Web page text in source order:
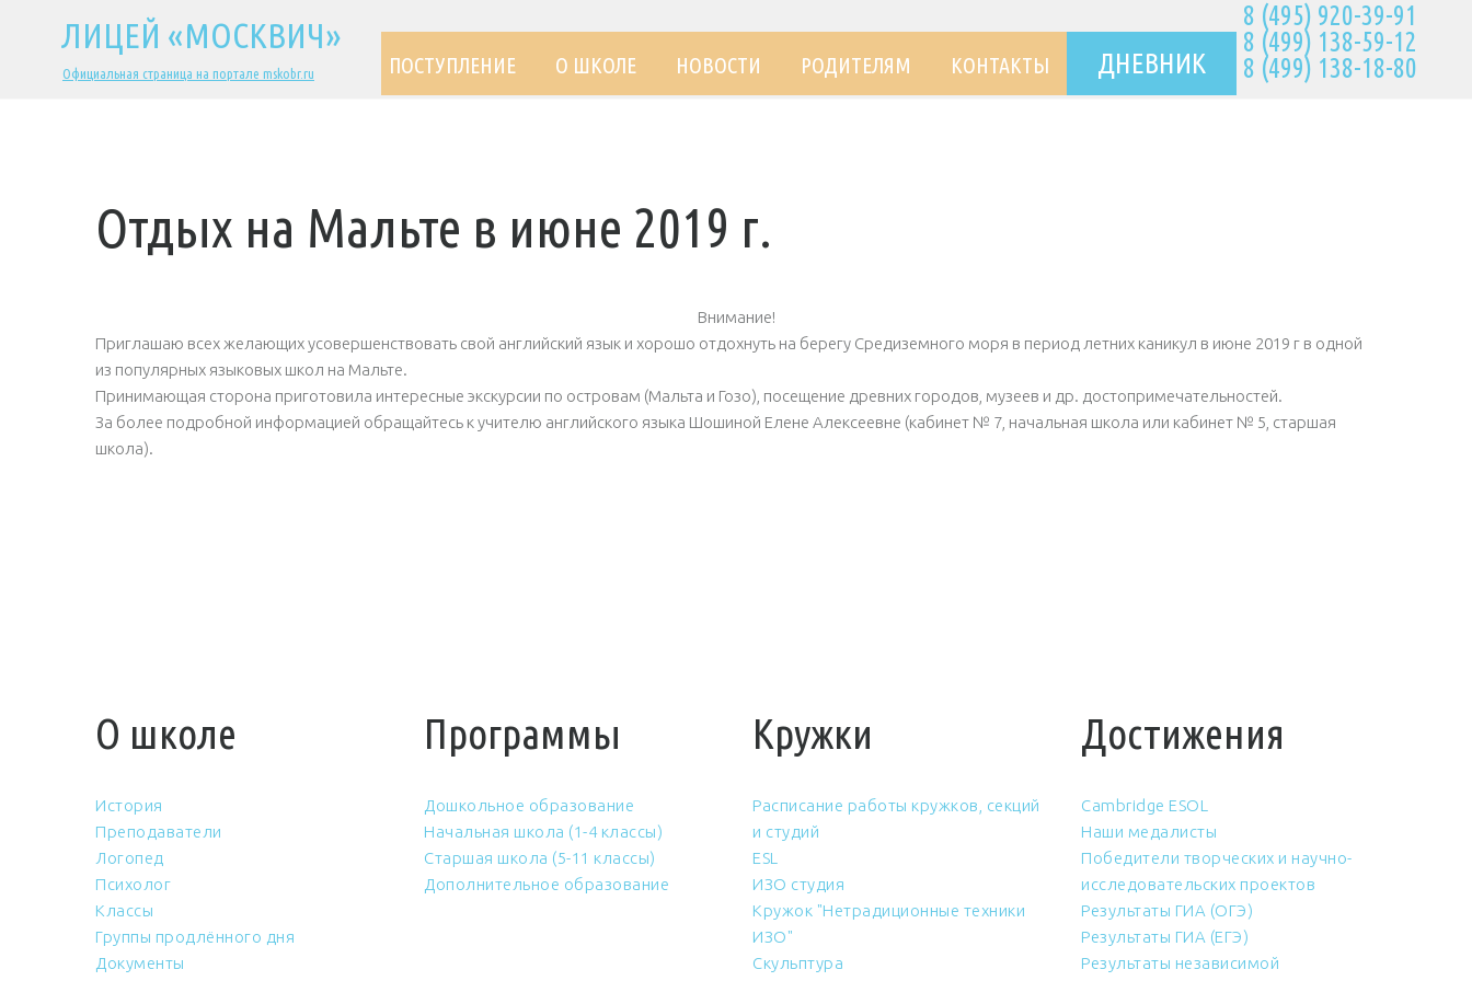
8 (495) 920-39-91
8 (499) 138-59-12
8 (499) 138-18-80
ЛИЦЕЙ «МОСКВИЧ»
Официальная страница на портале mskobr.ru ПОСТУПЛЕНИЕ О ШКОЛЕ НОВОСТИ РОДИТЕЛЯМ КОНТАКТЫ ДНЕВНИК
Отдых на Мальте в июне 2019 г.
Внимание!
Приглашаю всех желающих усовершенствовать свой английский язык и хорошо отдохнуть на берегу Средиземного моря в период летних каникул в июне 2019 г в одной
из популярных языковых школ на Мальте.
Принимающая сторона приготовила интересные экскурсии по островам (Мальта и Гозо), посещение древних городов, музеев и др. достопримечательностей.
За более подробной информацией обращайтесь к учителю английского языка Шошиной Елене Алексеевне (кабинет № 7, начальная школа или кабинет № 5, старшая
школа).
О школе
История
Преподаватели
Логопед
Психолог
Классы
Группы продлённого дня
Документы
Программы
Дошкольное образование
Начальная школа (1-4 классы)
Старшая школа (5-11 классы)
Дополнительное образование
Кружки
Расписание работы кружков, секций
и студий
ESL
ИЗО студия
Кружок "Нетрадиционные техники
ИЗО"
Скульптура
Достижения
Cambridge ESOL
Наши медалисты
Победители творческих и научно-
исследовательских проектов
Результаты ГИА (ОГЭ)
Результаты ГИА (ЕГЭ)
Результаты независимой